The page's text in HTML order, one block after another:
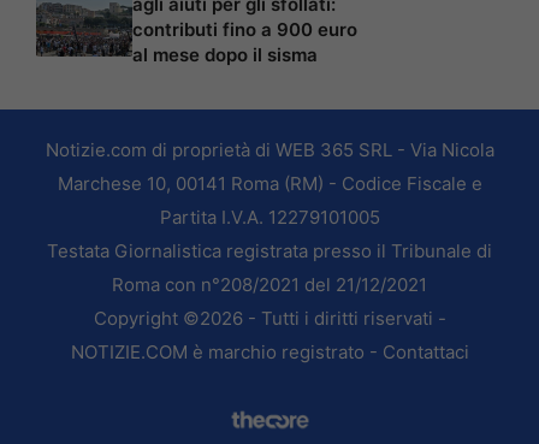
agli aiuti per gli sfollati:
contributi fino a 900 euro
al mese dopo il sisma
Notizie.com di proprietà di WEB 365 SRL - Via Nicola
Marchese 10, 00141 Roma (RM) - Codice Fiscale e
Partita I.V.A. 12279101005
Testata Giornalistica registrata presso il Tribunale di
Roma con n°208/2021 del 21/12/2021
Copyright ©2026 - Tutti i diritti riservati -
NOTIZIE.COM è marchio registrato - Contattaci